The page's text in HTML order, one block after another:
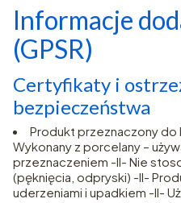
Informacje
(GPSR)
Certyfikaty i
bezpieczeństwa
Produkt przeznaczony do
Wykonany z porcelany –
przeznaczeniem -II- Nie
(pęknięcia, odpryski) -II-
uderzeniami i upadkiem -II-